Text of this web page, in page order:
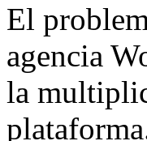
El
agencia
la